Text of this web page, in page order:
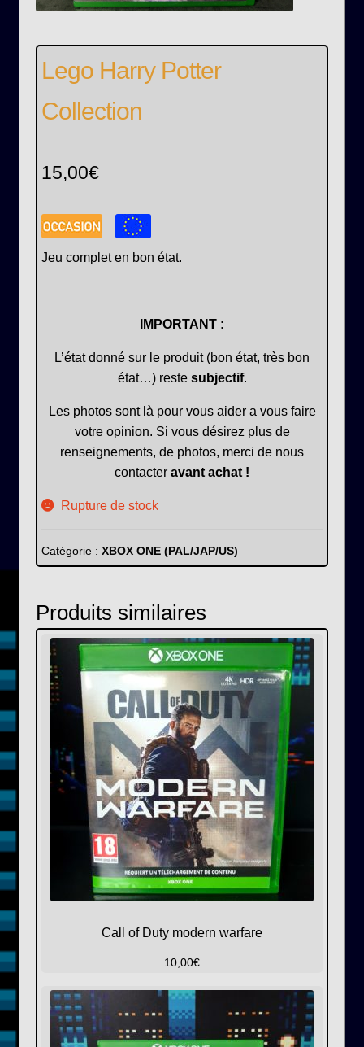
Lego Harry Potter
Collection
15,00€
Jeu complet en bon état.
IMPORTANT :
L’état donné sur le produit (bon état, très bon
état…) reste subjectif.
Les photos sont là pour vous aider a vous faire
votre opinion. Si vous désirez plus de
renseignements, de photos, merci de nous
contacter avant achat !
Rupture de stock
Catégorie : XBOX ONE (PAL/JAP/US)
Produits similaires
Call of Duty modern warfare
10,00€